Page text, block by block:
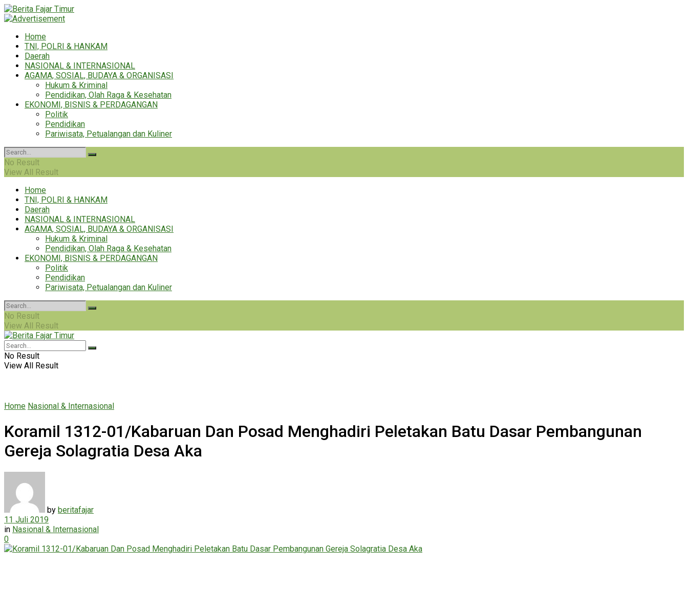
Home
TNI, POLRI & HANKAM
Daerah
NASIONAL & INTERNASIONAL
AGAMA, SOSIAL, BUDAYA & ORGANISASI
Hukum & Kriminal
Pendidikan, Olah Raga & Kesehatan
EKONOMI, BISNIS & PERDAGANGAN
Politik
Pendidikan
Pariwisata, Petualangan dan Kuliner
No Result
View All Result
Home
TNI, POLRI & HANKAM
Daerah
NASIONAL & INTERNASIONAL
AGAMA, SOSIAL, BUDAYA & ORGANISASI
Hukum & Kriminal
Pendidikan, Olah Raga & Kesehatan
EKONOMI, BISNIS & PERDAGANGAN
Politik
Pendidikan
Pariwisata, Petualangan dan Kuliner
No Result
View All Result
No Result
View All Result
Home Nasional & Internasional
Koramil 1312-01/Kabaruan Dan Posad Menghadiri Peletakan Batu Dasar Pembangunan
Gereja Solagratia Desa Aka
by beritafajar
11 Juli 2019
in Nasional & Internasional
0